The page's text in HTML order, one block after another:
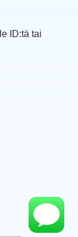
ID:tä tai